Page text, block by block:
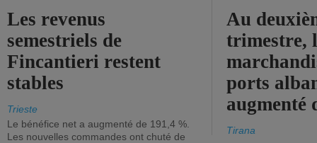
Les revenus
semestriels de
Fincantieri restent
stables
Trieste
Le bénéfice net a augmenté de 191,4 %.
Les nouvelles commandes ont chuté de
Au
trimestre,
ports
augmenté
Tirana